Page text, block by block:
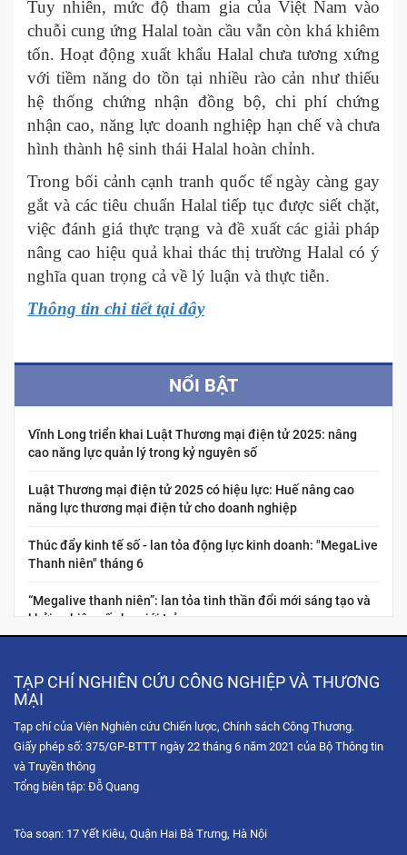
Tuy nhiên, mức độ tham gia của Việt Nam vào
chuỗi cung ứng Halal toàn cầu vẫn còn khá khiêm
tốn. Hoạt động xuất khẩu Halal chưa tương xứng
với tiềm năng do tồn tại nhiều rào cản như thiếu
hệ thống chứng nhận đồng bộ, chi phí chứng
nhận cao, năng lực doanh nghiệp hạn chế và chưa
hình thành hệ sinh thái Halal hoàn chỉnh.
Trong bối cảnh cạnh tranh quốc tế ngày càng gay
gắt và các tiêu chuẩn Halal tiếp tục được siết chặt,
việc đánh giá thực trạng và đề xuất các giải pháp
nâng cao hiệu quả khai thác thị trường Halal có ý
nghĩa quan trọng cả về lý luận và thực tiễn.
Thông tin chi tiết tại đây
NỔI BẬT
Vĩnh Long triển khai Luật Thương mại điện tử 2025: nâng
cao năng lực quản lý trong kỷ nguyên số
Luật Thương mại điện tử 2025 có hiệu lực: Huế nâng cao
năng lực thương mại điện tử cho doanh nghiệp
Thúc đẩy kinh tế số - lan tỏa động lực kinh doanh: "MegaLive
Thanh niên" tháng 6
“Megalive thanh niên”: lan tỏa tinh thần đổi mới sáng tạo và
khởi nghiệp số cho giới trẻ
“Chuẩn hóa năng lực nghề nghiệp cho nhà sáng tạo nội dung
thương...
Hội chợ Hùng Vương 2026: Trải nghiệm không gian mua sắm
số qua chuỗi Livestream tương tác
Tọa đàm trực tuyến: Chiến lược phát triển thị trường Hoa Kỳ
Diễn đàn Chuyển đổi số ngành Công Thương 2025: Công
TẠP CHÍ NGHIÊN CỨU CÔNG NGHIỆP VÀ THƯƠNG
MẠI
Tạp chí của Viện Nghiên cứu Chiến lược, Chính sách Công Thương.
Giấy phép số: 375/GP-BTTT ngày 22 tháng 6 năm 2021 của Bộ Thông tin
và Truyền thông
Tổng biên tập: Đỗ Quang
Tòa soạn: 17 Yết Kiêu, Quận Hai Bà Trưng, Hà Nội